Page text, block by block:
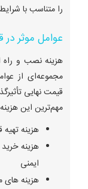
را متناسب با
عوامل موثر در
هزینه نصب و راه
مجموعه‌ای از
قیمت نهایی
مهم‌ترین این
هزینه تهیه
هزینه
ایمنی
هزینه های